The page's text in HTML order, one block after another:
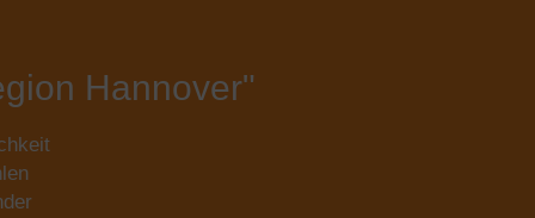
Hannover"